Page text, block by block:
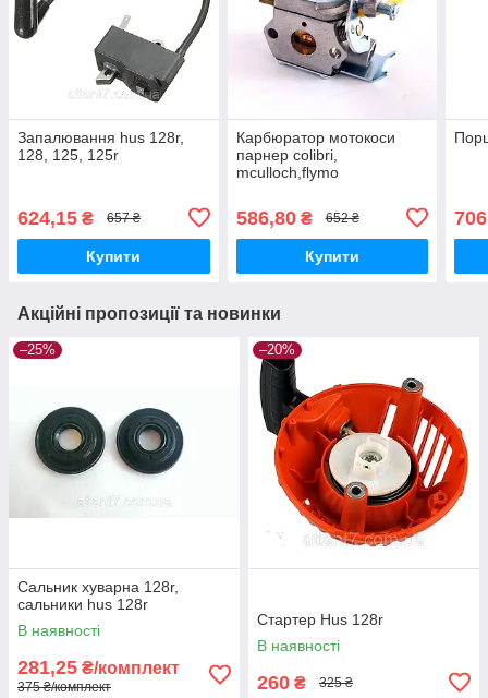
Запалювання hus 128r,
128, 125, 125r
624,15 ₴ 657 ₴
Купити
Карбюратор мотокоси
парнер colibri,
mculloch,flymo
586,80₴ 652 ₴
Купити
Акційні пропозиції та новинки
–25%
Сальник хуварна 128r,
сальники hus 128r
В наявності
281,25 ₴/комплект
375 ₴/комплект
–20%
Стартер Hus 128r
В наявності
260 ₴ 325 ₴